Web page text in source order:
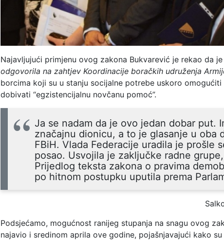
Najavljujući primjenu ovog zakona Bukvarević je rekao da
odgovorila na zahtjev Koordinacije boračkih udruženja
borcima koji su u stanju socijalne potrebe uskoro
dobivati “egzistencijalnu novčanu pomoć”.
Ja se nadam da je ovo jedan dobar put.
značajnu dionicu, a to je glasanje u oba
FBiH. Vlada Federacije uradila je prošle
posao. Usvojila je zaključke radne
Prijedlog teksta zakona o pravima
po hitnom postupku uputila prema
Podsjećamo, mogućnost ranijeg stupanja na snagu ovog
najavio i sredinom aprila ove godine, pojašnjavajući kako